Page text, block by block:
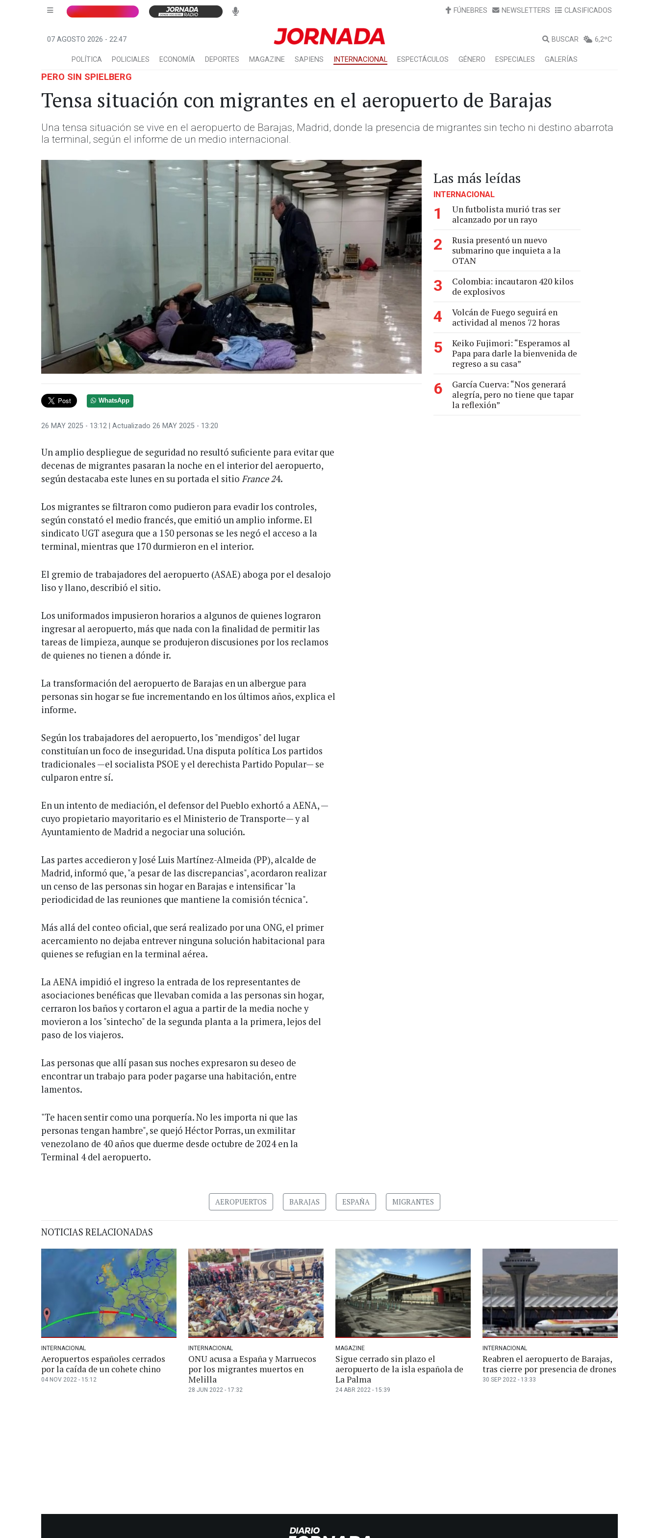
FÚNEBRES NEWSLETTERS CLASIFICADOS
07 AGOSTO 2026 - 22:47 BUSCAR 6,2ºC
POLÍTICA POLICIALES ECONOMÍA DEPORTES MAGAZINE SAPIENS INTERNACIONAL ESPECTÁCULOS GÉNERO ESPECIALES GALERÍAS
PERO SIN SPIELBERG
Tensa situación con migrantes en el aeropuerto de Barajas
Una tensa situación se vive en el aeropuerto de Barajas, Madrid, donde la presencia de migrantes sin techo ni destino abarrota
la terminal, según el informe de un medio internacional.
WhatsApp
26 MAY 2025 - 13:12 | Actualizado 26 MAY 2025 - 13:20
Un amplio despliegue de seguridad no resultó suficiente para evitar que
decenas de migrantes pasaran la noche en el interior del aeropuerto,
según destacaba este lunes en su portada el sitio France 24.
Los migrantes se filtraron como pudieron para evadir los controles,
según constató el medio francés, que emitió un amplio informe. El
sindicato UGT asegura que a 150 personas se les negó el acceso a la
terminal, mientras que 170 durmieron en el interior.
El gremio de trabajadores del aeropuerto (ASAE) aboga por el desalojo
liso y llano, describió el sitio.
Los uniformados impusieron horarios a algunos de quienes lograron
ingresar al aeropuerto, más que nada con la finalidad de permitir las
tareas de limpieza, aunque se produjeron discusiones por los reclamos
de quienes no tienen a dónde ir.
La transformación del aeropuerto de Barajas en un albergue para
personas sin hogar se fue incrementando en los últimos años, explica el
informe.
Según los trabajadores del aeropuerto, los "mendigos" del lugar
constituían un foco de inseguridad. Una disputa política Los partidos
tradicionales —el socialista PSOE y el derechista Partido Popular— se
culparon entre sí.
En un intento de mediación, el defensor del Pueblo exhortó a AENA, —
cuyo propietario mayoritario es el Ministerio de Transporte— y al
Ayuntamiento de Madrid a negociar una solución.
Las partes accedieron y José Luis Martínez-Almeida (PP), alcalde de
Madrid, informó que, "a pesar de las discrepancias", acordaron realizar
un censo de las personas sin hogar en Barajas e intensificar "la
periodicidad de las reuniones que mantiene la comisión técnica".
Más allá del conteo oficial, que será realizado por una ONG, el primer
acercamiento no dejaba entrever ninguna solución habitacional para
quienes se refugian en la terminal aérea.
La AENA impidió el ingreso la entrada de los representantes de
asociaciones benéficas que llevaban comida a las personas sin hogar,
cerraron los baños y cortaron el agua a partir de la media noche y
movieron a los "sintecho" de la segunda planta a la primera, lejos del
paso de los viajeros.
Las personas que allí pasan sus noches expresaron su deseo de
encontrar un trabajo para poder pagarse una habitación, entre
lamentos.
"Te hacen sentir como una porquería. No les importa ni que las
personas tengan hambre", se quejó Héctor Porras, un exmilitar
venezolano de 40 años que duerme desde octubre de 2024 en la
Terminal 4 del aeropuerto.
Las más leídas
INTERNACIONAL
1
Un futbolista murió tras ser
alcanzado por un rayo
2
Rusia presentó un nuevo
submarino que inquieta a la
OTAN
3
Colombia: incautaron 420 kilos
de explosivos
4
Volcán de Fuego seguirá en
actividad al menos 72 horas
5
Keiko Fujimori: “Esperamos al
Papa para darle la bienvenida de
regreso a su casa”
6
García Cuerva: “Nos generará
alegría, pero no tiene que tapar
la reflexión”
AEROPUERTOS BARAJAS ESPAÑA MIGRANTES
NOTICIAS RELACIONADAS
INTERNACIONAL
Aeropuertos españoles cerrados
por la caída de un cohete chino
04 NOV 2022 - 15:12
INTERNACIONAL
ONU acusa a España y Marruecos
por los migrantes muertos en
Melilla
28 JUN 2022 - 17:32
MAGAZINE
Sigue cerrado sin plazo el
aeropuerto de la isla española de
La Palma
24 ABR 2022 - 15:39
INTERNACIONAL
Reabren el aeropuerto de Barajas,
tras cierre por presencia de drones
30 SEP 2022 - 13:33